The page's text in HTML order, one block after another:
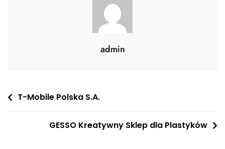
admin
Nawigacja
T-Mobile Polska S.A.
GESSO Kreatywny Sklep dla Plastyków